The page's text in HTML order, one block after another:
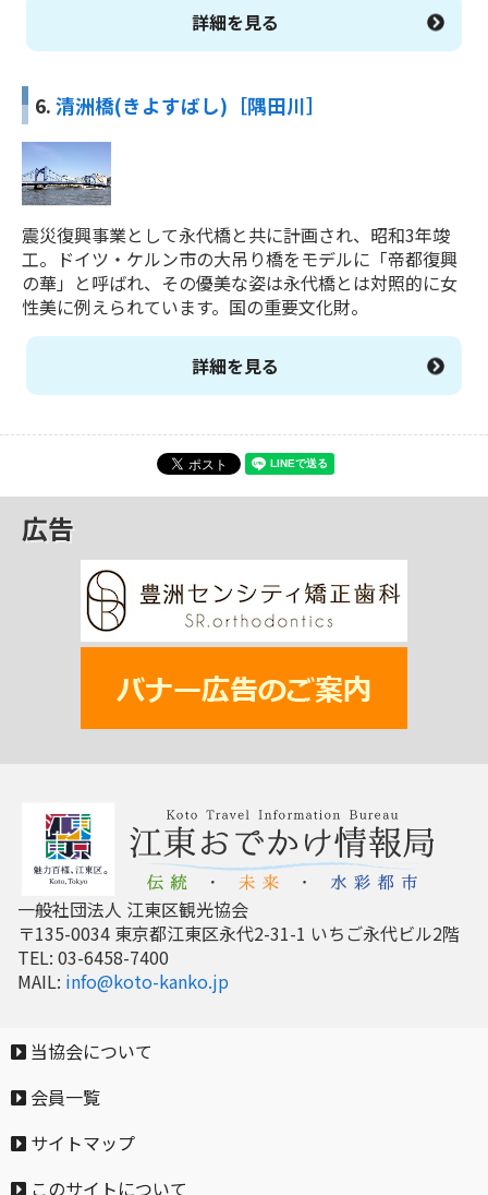
詳細を見る
6. 清洲橋(きよすばし)［隅田川］
震災復興事業として永代橋と共に計画され、昭和3年竣
工。ドイツ・ケルン市の大吊り橋をモデルに「帝都復興
の華」と呼ばれ、その優美な姿は永代橋とは対照的に女
性美に例えられています。国の重要文化財。
詳細を見る
広告
一般社団法人 江東区観光協会
〒135-0034 東京都江東区永代2-31-1 いちご永代ビル2階
TEL: 03-6458-7400
MAIL: info@koto-kanko.jp
当協会について
会員一覧
サイトマップ
このサイトについて